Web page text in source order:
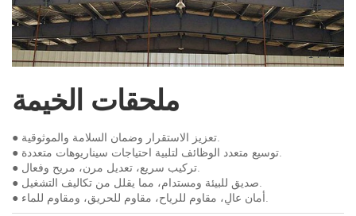
ملحقات الخيمة
1/4